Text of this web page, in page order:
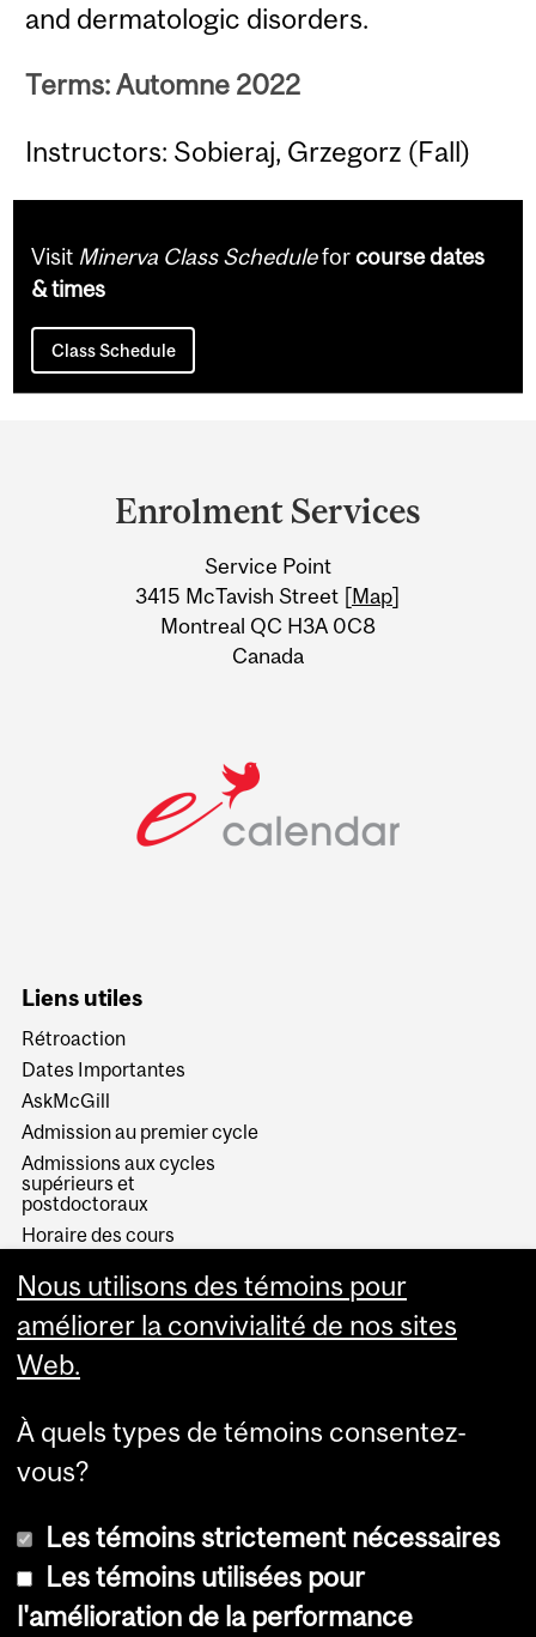
and dermatologic disorders.
Terms: Automne 2022
Instructors: Sobieraj, Grzegorz (Fall)
Visit Minerva Class Scheduleforcourse dates
& times
Class Schedule
Information
Enrolment Services
Service Point
3415 McTavish Street [Map]
Montreal QC H3A 0C8
Canada
Liens utiles
Rétroaction
Dates Importantes
AskMcGill
Admission au premier cycle
Admissions aux cycles
supérieurs et
postdoctoraux
Horaire des cours
Services aux étudiants
Nous utilisons des témoins pour
améliorer la convivialité de nos sites
Web.
À quels types de témoins consentez-
vous?
Les témoins strictement nécessaires
Les témoins utilisées pour
l'amélioration de la performance